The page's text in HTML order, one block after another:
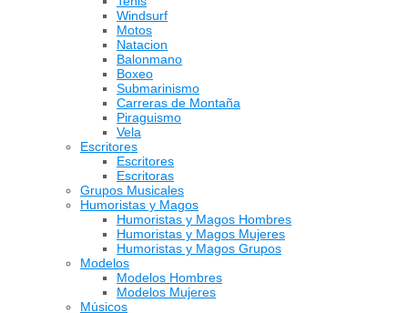
Windsurf
Motos
Natacion
Balonmano
Boxeo
Submarinismo
Carreras de Montaña
Piraguismo
Vela
Escritores
Escritores
Escritoras
Grupos Musicales
Humoristas y Magos
Humoristas y Magos Hombres
Humoristas y Magos Mujeres
Humoristas y Magos Grupos
Modelos
Modelos Hombres
Modelos Mujeres
Músicos